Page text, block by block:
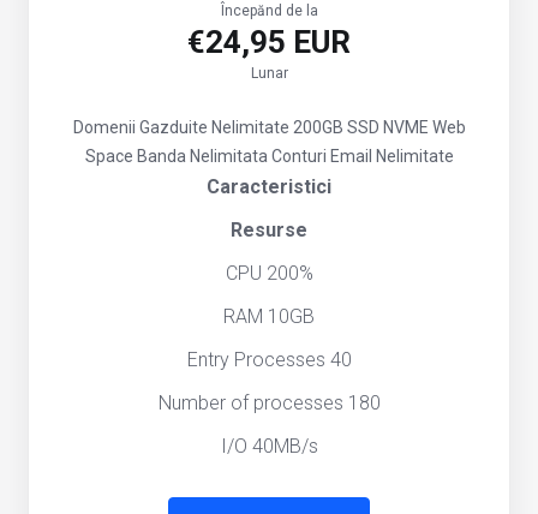
Începănd de la
€24,95 EUR
Lunar
Caracteristici
Resurse
CPU 200%
RAM 10GB
Entry Processes 40
Number of processes 180
I/O 40MB/s
Domenii Gazduite Nelimitate 200GB SSD NVME Web
Space Banda Nelimitata Conturi Email Nelimitate